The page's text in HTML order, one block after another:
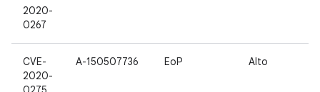
2020-
0267
CVE-
2020-
A-150507736 EoP Alto